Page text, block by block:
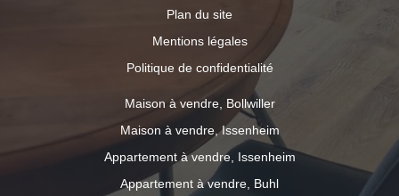
Plan du site
Mentions légales
Politique de confidentialité
Maison à vendre, Bollwiller
Maison à vendre, Issenheim
Appartement à vendre, Issenheim
Appartement à vendre, Buhl